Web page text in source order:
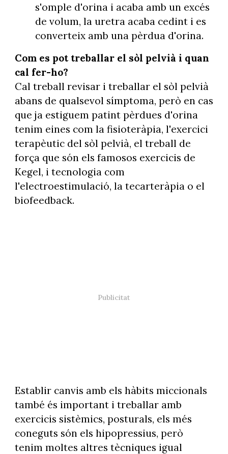
s'omple d'orina i acaba amb un excés
de volum, la uretra acaba cedint i es
converteix amb una pèrdua d'orina.
Com es pot treballar el sòl pelvià i quan
cal fer-ho?
Cal treball revisar i treballar el sòl pelvià
abans de qualsevol símptoma, però en cas
que ja estiguem patint pèrdues d'orina
tenim eines com la fisioteràpia, l'exercici
terapèutic del sòl pelvià, el treball de
força que són els famosos exercicis de
Kegel, i tecnologia com
l'electroestimulació, la tecarteràpia o el
biofeedback.
Establir canvis amb els hàbits miccionals
també és important i treballar amb
exercicis sistèmics, posturals, els més
coneguts són els hipopressius, però
tenim moltes altres tècniques igual